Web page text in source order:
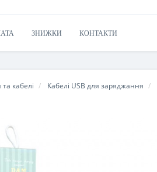
ЗНИЖКИ КОНТАКТИ
кабелі Кабелі USB для заряджання